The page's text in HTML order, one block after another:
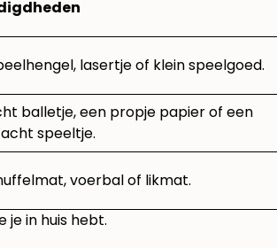
lasertje of klein speelgoed.
balletje, een propje papier of een
speeltje.
voerbal of likmat.
je in huis hebt.